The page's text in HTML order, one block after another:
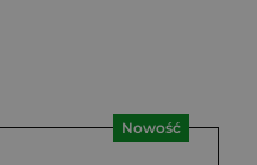
Nowość